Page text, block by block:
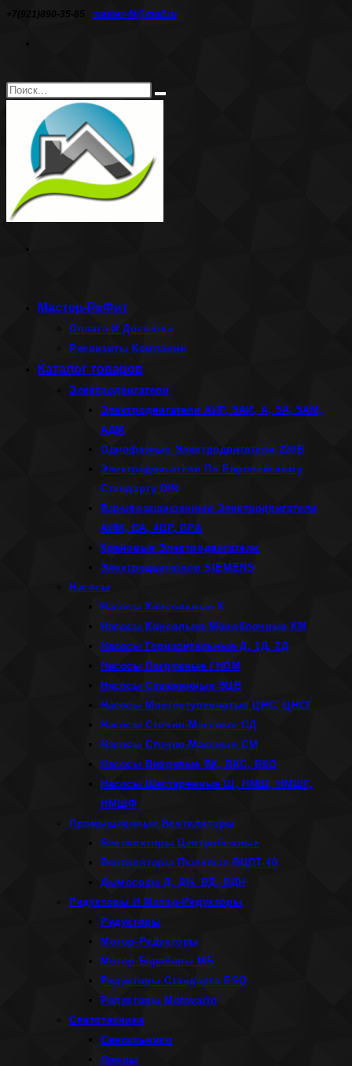
Перейти
+7(921)890-35-85 master-fit@mail.ru
Поиск
сайте
Искать
Мастер-РеФит
Оплата И Доставка
Реквизиты Компании
Каталог товаров
Электродвигатели
Электродвигатели АИР, 5АИ, А, 5А, 5АМ,
АДМ
Однофазные Электродвигатели 220В
Электродвигатели По Европейскому
Стандарту DIN
Взрывозащищенные Электродвигатели
АИМ, ВА, 4ВР, ВРА
Крановые Электродвигатели
Электродвигатели SIEMENS
Насосы
Насосы Консольные К
Насосы Консольно-Моноблочные КМ
Насосы Горизонтальные Д, 1Д, 2Д
Насосы Погружные ГНОМ
Насосы Скважинные ЭЦВ
Насосы Многоступенчатые ЦНС, ЦНСГ
Насосы Сточно-Массные СД
Насосы Сточно-Массные СМ
Насосы Вихревые ВК, ВКС, ВКО
Насосы Шестеренные Ш, НМШ, НМШГ,
НМШФ
Промышленные Вентиляторы
Вентиляторы Центробежные
Вентиляторы Пылевые ВЦП7-40
Дымососы Д, ДН, ВД, ВДН
Редукторы И Мотор-Редукторы
Редукторы
Мотор-Редукторы
Мотор-Барабаны МБ
Редукторы Стандарта ESQ
Редукторы Motovario
Светотехника
Светильники
Лампы